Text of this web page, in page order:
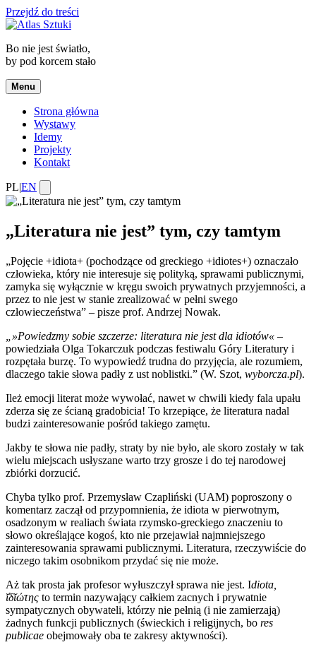
Przejdź do treści
Bo nie jest światło,
by pod korcem stało
Menu
Strona główna
Wystawy
Idemy
Projekty
Kontakt
PL|EN
„Literatura nie jest” tym, czy tamtym
„Pojęcie +idiota+ (pochodzące od greckiego +idiotes+) oznaczało
człowieka, który nie interesuje się polityką, sprawami publicznymi,
zamyka się wyłącznie w kręgu swoich prywatnych przyjemności, a
przez to nie jest w stanie zrealizować w pełni swego
człowieczeństwa” – pisze prof. Andrzej Nowak.
„»Powiedzmy sobie szczerze: literatura nie jest dla idiotów« –
powiedziała Olga Tokarczuk podczas festiwalu Góry Literatury i
rozpętała burzę. To wypowiedź trudna do przyjęcia, ale rozumiem,
dlaczego takie słowa padły z ust noblistki.” (W. Szot, wyborcza.pl).
Ileż emocji literat może wywołać, nawet w chwili kiedy fala upału
zderza się ze ścianą gradobicia! To krzepiące, że literatura nadal
budzi zainteresowanie pośród takiego zamętu.
Jakby te słowa nie padły, straty by nie było, ale skoro zostały w tak
wielu miejscach usłyszane warto trzy grosze i do tej narodowej
zbiórki dorzucić.
Chyba tylko prof. Przemysław Czapliński (UAM) poproszony o
komentarz zaczął od przypomnienia, że idiota w pierwotnym,
osadzonym w realiach świata rzymsko-greckiego znaczeniu to
słowo określające kogoś, kto nie przejawiał najmniejszego
zainteresowania sprawami publicznymi. Literatura, rzeczywiście do
niczego takim osobnikom przydać się nie może.
Aż tak prosta jak profesor wyłuszczył sprawa nie jest. Idiota,
ῐ̓δῐώτης to termin nazywający całkiem zacnych i prywatnie
sympatycznych obywateli, którzy nie pełnią (i nie zamierzają)
żadnych funkcji publicznych (świeckich i religijnych, bo res
publicae obejmowały oba te zakresy aktywności).